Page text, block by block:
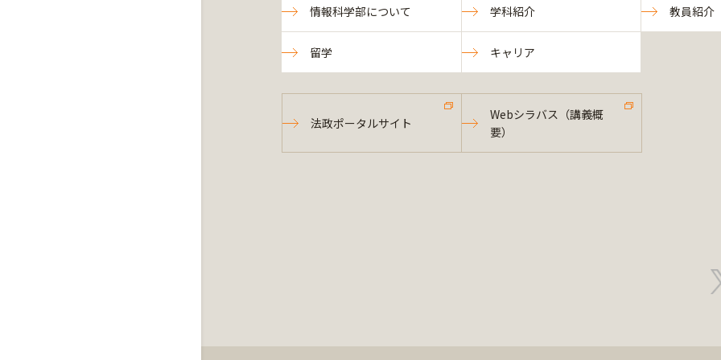
情報科学部について 学科紹介 教員紹介
留学 キャリア
法政ポータルサイト
Webシラバス（講義概
要）